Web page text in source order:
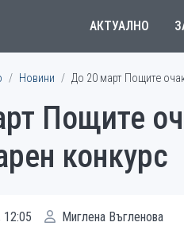
АКТУАЛНО
Новини До 20 март Пощите
Пощите
конкурс
12:05 Миглена Въгленова